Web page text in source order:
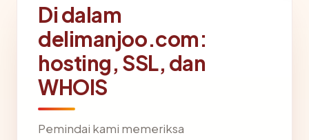
Di dalam
delimanjoo.com:
hosting, SSL, dan
WHOIS
Pemindai kami memeriksa